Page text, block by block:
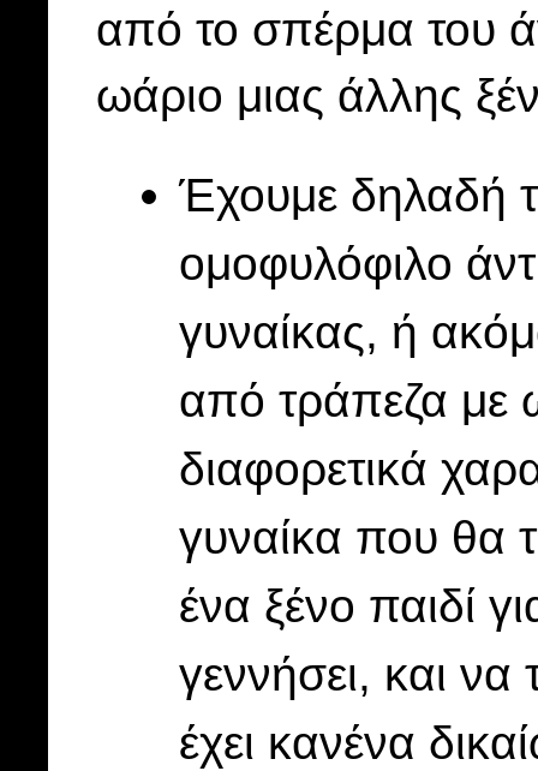
από το σπέρμα του
ωάριο μιας άλλης
Έχουμε δηλαδή
ομοφυλόφιλο
γυναίκας, ή
από τράπεζα με
διαφορετικά
γυναίκα που θα
ένα ξένο παιδί
γεννήσει, και
έχει κανένα